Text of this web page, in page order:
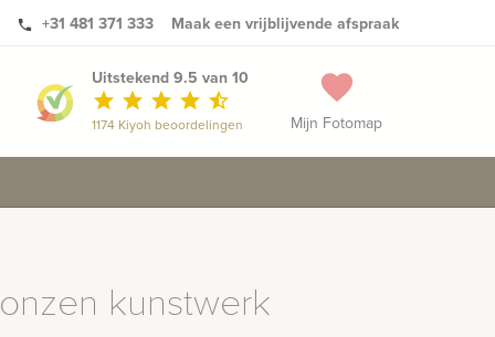
phone +31 481 371 333 Maak een vrijblijvende afspraak
favorite
Mijn Fotomap
Uitstekend 9.5 van 10
star star star star star_half
1174 Kiyoh beoordelingen
kunstwerk